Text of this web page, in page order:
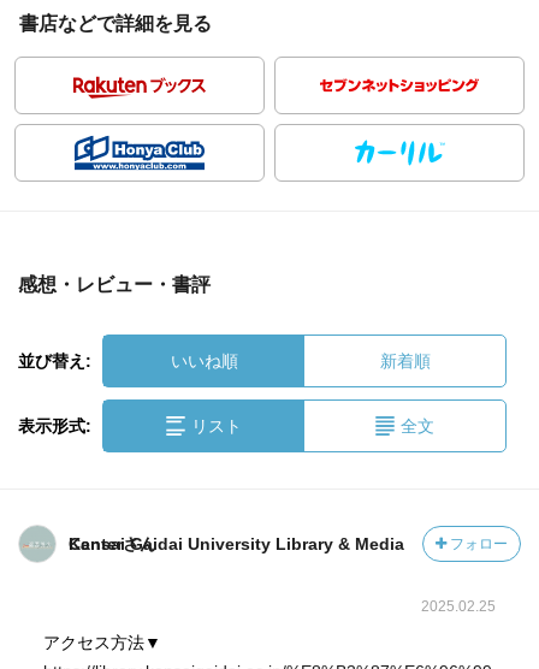
書店などで詳細を見る
感想・レビュー・書評
並び替え: いいね順 新着順
表示形式: リスト 全文
Kansai Gaidai University Library & Media Centerさん フォロー
2025.02.25
アクセス方法▼